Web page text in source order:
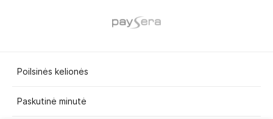
Poilsinės kelionės
Paskutinė minutė